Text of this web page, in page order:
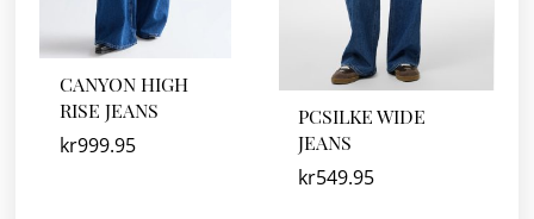
CANYON HIGH
RISE JEANS
kr999.95
PCSILKE WIDE
JEANS
kr549.95